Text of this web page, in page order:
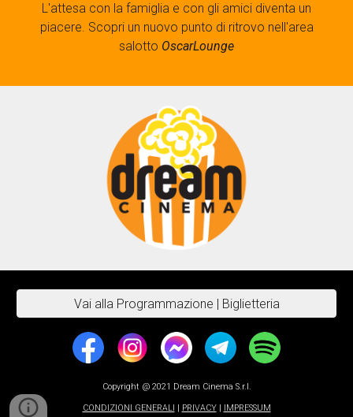
L'attesa con la famiglia e con gli amici diventa un
piacere. Scopri un nuovo punto di ritrovo nell'area
salotto OscarLounge
Vai alla Programmazione | Biglietteria
Copyright @ 2021 Dream Cinema S.r.l.
CONDIZIONI GENERALI | PRIVACY| IMPRESSUM